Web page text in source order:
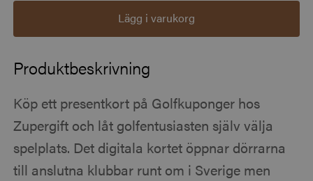
Lägg i varukorg
Produktbeskrivning
Köp ett presentkort på Golfkuponger hos
Zupergift och låt golfentusiasten själv välja
spelplats. Det digitala kortet öppnar dörrarna
till anslutna klubbar runt om i Sverige men